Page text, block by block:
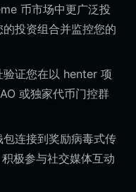
币市场中更广泛投
投资组合并监控您的
验证您在以 henter 项
或独家代币门控群
连接到奖励病毒式传
极参与社交媒体互动